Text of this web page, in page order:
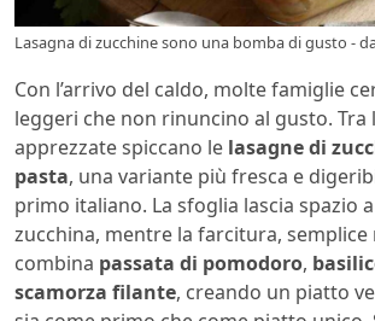
Lasagna di zucchine sono una bomba di gusto -
Con l’arrivo del caldo, molte famiglie
leggeri che non rinuncino al gusto. Tra
apprezzate spiccano le lasagne di
pasta, una variante più fresca e
primo italiano. La sfoglia lascia spazio
zucchina, mentre la farcitura, semplice
combina passata di pomodoro,
scamorza filante, creando un piatto